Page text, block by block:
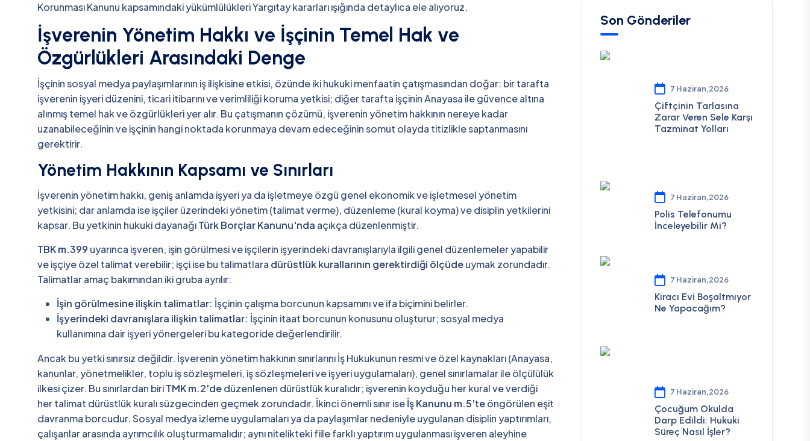
Korunması Kanunu kapsamındaki yükümlülükleri Yargıtay kararları ışığında detaylıca ele alıyoruz.
İşverenin Yönetim Hakkı ve İşçinin Temel Hak ve
Özgürlükleri Arasındaki Denge
İşçinin sosyal medya paylaşımlarının iş ilişkisine etkisi, özünde iki hukuki menfaatin çatışmasından doğar: bir tarafta
işverenin işyeri düzenini, ticari itibarını ve verimliliği koruma yetkisi; diğer tarafta işçinin Anayasa ile güvence altına
alınmış temel hak ve özgürlükleri yer alır. Bu çatışmanın çözümü, işverenin yönetim hakkının nereye kadar
uzanabileceğinin ve işçinin hangi noktada korunmaya devam edeceğinin somut olayda titizlikle saptanmasını
gerektirir.
Yönetim Hakkının Kapsamı ve Sınırları
İşverenin yönetim hakkı, geniş anlamda işyeri ya da işletmeye özgü genel ekonomik ve işletmesel yönetim
yetkisini; dar anlamda ise işçiler üzerindeki yönetim (talimat verme), düzenleme (kural koyma) ve disiplin yetkilerini
kapsar. Bu yetkinin hukuki dayanağıTürk Borçlar Kanunu'nda açıkça düzenlenmiştir.
TBK m.399 uyarınca işveren, işin görülmesi ve işçilerin işyerindeki davranışlarıyla ilgili genel düzenlemeler yapabilir
ve işçiye özel talimat verebilir; işçi ise bu talimatlara dürüstlük kurallarının gerektirdiği ölçüdeuymak zorundadır.
Talimatlar amaç bakımından iki gruba ayrılır:
İşin görülmesine ilişkin talimatlar: İşçinin çalışma borcunun kapsamını ve ifa biçimini belirler.
İşyerindeki davranışlara ilişkin talimatlar: İşçinin itaat borcunun konusunu oluşturur; sosyal medya
kullanımına dair işyeri yönergeleri bu kategoride değerlendirilir.
Ancak bu yetki sınırsız değildir. İşverenin yönetim hakkının sınırlarını İş Hukukunun resmi ve özel kaynakları (Anayasa,
kanunlar, yönetmelikler, toplu iş sözleşmeleri, iş sözleşmeleri ve işyeri uygulamaları), genel sınırlamalar ile ölçülülük
ilkesi çizer. Bu sınırlardan biriTMK m.2'dedüzenlenen dürüstlük kuralıdır; işverenin koyduğu her kural ve verdiği
her talimat dürüstlük kuralı süzgecinden geçmek zorundadır. İkinci önemli sınır iseİş Kanunu m.5'teöngörülen eşit
davranma borcudur. Sosyal medya izleme uygulamaları ya da paylaşımlar nedeniyle uygulanan disiplin yaptırımları,
çalışanlar arasında ayrımcılık oluşturmamalıdır; aynı nitelikteki fiile farklı yaptırım uygulanması işveren aleyhine
Son Gönderiler
7 Haziran,2026
Çiftçinin Tarlasına
Zarar Veren Sele Karşı
Tazminat Yolları
7 Haziran,2026
Polis Telefonumu
İnceleyebilir Mi?
7 Haziran,2026
Kiracı Evi Boşaltmıyor
Ne Yapacağım?
7 Haziran,2026
Çocuğum Okulda
Darp Edildi: Hukuki
Süreç Nasıl İşler?